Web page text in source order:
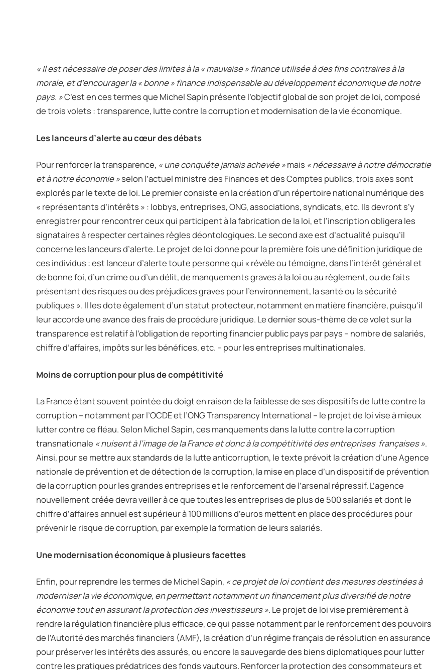
« Il est nécessaire de poser des limites à la « mauvaise » finance utilisée à des fins contraires à la
morale, et d’encourager la « bonne » finance indispensable au développement économique de notre
pays. »C’est en ces termes que Michel Sapin présente l’objectif global de son projet de loi, composé
de trois volets : transparence, lutte contre la corruption et modernisation de la vie économique.
Les lanceurs d’alerte au cœur des débats
Pour renforcer la transparence, « une conquête jamais achevée »mais « nécessaire à notre démocratie
et à notre économie »selon l’actuel ministre des Finances et des Comptes publics, trois axes sont
explorés par le texte de loi. Le premier consiste en la création d’un répertoire national numérique des
« représentants d’intérêts » : lobbys, entreprises, ONG, associations, syndicats, etc. Ils devront s’y
enregistrer pour rencontrer ceux qui participent à la fabrication de la loi, et l’inscription obligera les
signataires à respecter certaines règles déontologiques. Le second axe est d’actualité puisqu’il
concerne les lanceurs d’alerte. Le projet de loi donne pour la première fois une définition juridique de
ces individus : est lanceur d’alerte toute personne qui « révèle ou témoigne, dans l’intérêt général et
de bonne foi, d’un crime ou d’un délit, de manquements graves à la loi ou au règlement, ou de faits
présentant des risques ou des préjudices graves pour l’environnement, la santé ou la sécurité
publiques ». Il les dote également d’un statut protecteur, notamment en matière financière, puisqu’il
leur accorde une avance des frais de procédure juridique. Le dernier sous-thème de ce volet sur la
transparence est relatif à l’obligation de reporting financier public pays par pays – nombre de salariés,
chiffre d’affaires, impôts sur les bénéfices, etc. – pour les entreprises multinationales.
Moins de corruption pour plus de compétitivité
La France étant souvent pointée du doigt en raison de la faiblesse de ses dispositifs de lutte contre la
corruption – notamment par l’OCDE et l’ONG Transparency International – le projet de loi vise à mieux
lutter contre ce fléau. Selon Michel Sapin, ces manquements dans la lutte contre la corruption
transnationale « nuisent à l’image de la France et donc à la compétitivité des entreprises françaises ».
Ainsi, pour se mettre aux standards de la lutte anticorruption, le texte prévoit la création d’une Agence
nationale de prévention et de détection de la corruption, la mise en place d’un dispositif de prévention
de la corruption pour les grandes entreprises et le renforcement de l’arsenal répressif. L’agence
nouvellement créée devra veiller à ce que toutes les entreprises de plus de 500 salariés et dont le
chiffre d’affaires annuel est supérieur à 100 millions d’euros mettent en place des procédures pour
prévenir le risque de corruption, par exemple la formation de leurs salariés.
Une modernisation économique à plusieurs facettes
Enfin, pour reprendre les termes de Michel Sapin, « ce projet de loi contient des mesures destinées à
moderniser la vie économique, en permettant notamment un financement plus diversifié de notre
économie tout en assurant la protection des investisseurs ». Le projet de loi vise premièrement à
rendre la régulation financière plus efficace, ce qui passe notamment par le renforcement des pouvoirs
de l’Autorité des marchés financiers (AMF), la création d’un régime français de résolution en assurance
pour préserver les intérêts des assurés, ou encore la sauvegarde des biens diplomatiques pour lutter
contre les pratiques prédatrices des fonds vautours. Renforcer la protection des consommateurs et